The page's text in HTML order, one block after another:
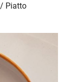
/ Piatto